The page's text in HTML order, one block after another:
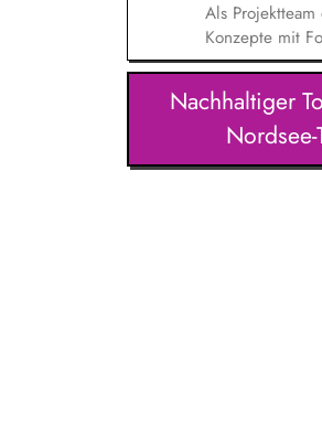
Als
Konzepte mit
konzipieren
Förderung
Umsetzung von
Sie
Nachhaltiger
Nordsee-